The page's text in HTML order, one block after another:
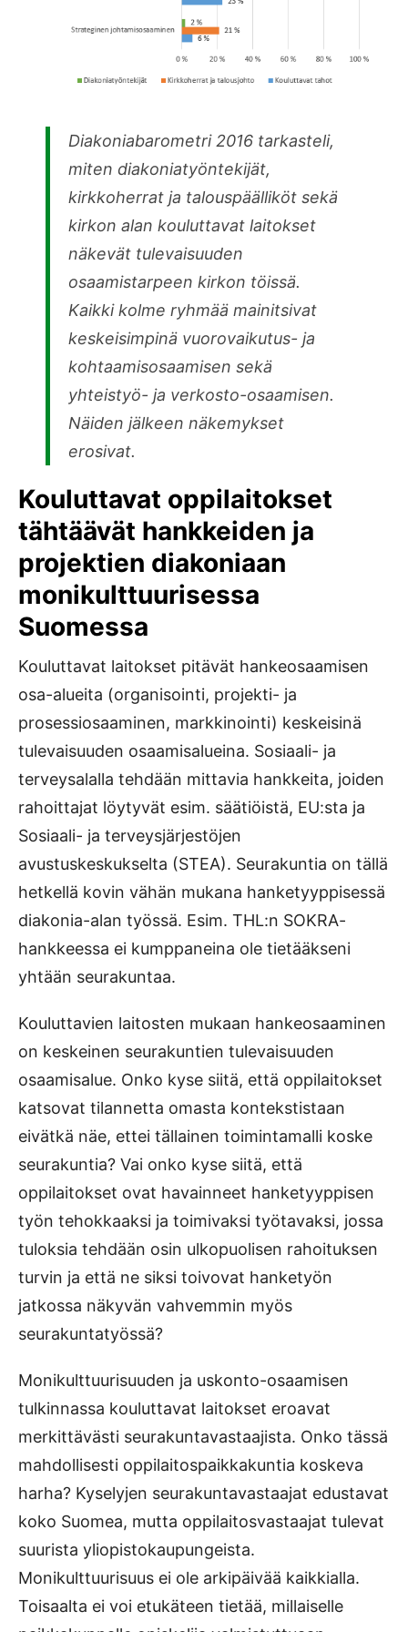
Diakoniabarometri 2016 tarkasteli,
miten diakoniatyöntekijät,
kirkkoherrat ja talouspäälliköt sekä
kirkon alan kouluttavat laitokset
näkevät tulevaisuuden
osaamistarpeen kirkon töissä.
Kaikki kolme ryhmää mainitsivat
keskeisimpinä vuorovaikutus- ja
kohtaamisosaamisen sekä
yhteistyö- ja verkosto-osaamisen.
Näiden jälkeen näkemykset
erosivat.
Kouluttavat oppilaitokset
tähtäävät hankkeiden ja
projektien diakoniaan
monikulttuurisessa
Suomessa
Kouluttavat laitokset pitävät hankeosaamisen
osa-alueita (organisointi, projekti- ja
prosessiosaaminen, markkinointi) keskeisinä
tulevaisuuden osaamisalueina. Sosiaali- ja
terveysalalla tehdään mittavia hankkeita, joiden
rahoittajat löytyvät esim. säätiöistä, EU:sta ja
Sosiaali- ja terveysjärjestöjen
avustuskeskukselta (STEA). Seurakuntia on tällä
hetkellä kovin vähän mukana hanketyyppisessä
diakonia-alan työssä. Esim. THL:n SOKRA-
hankkeessa ei kumppaneina ole tietääkseni
yhtään seurakuntaa.
Kouluttavien laitosten mukaan hankeosaaminen
on keskeinen seurakuntien tulevaisuuden
osaamisalue. Onko kyse siitä, että oppilaitokset
katsovat tilannetta omasta kontekstistaan
eivätkä näe, ettei tällainen toimintamalli koske
seurakuntia? Vai onko kyse siitä, että
oppilaitokset ovat havainneet hanketyyppisen
työn tehokkaaksi ja toimivaksi työtavaksi, jossa
tuloksia tehdään osin ulkopuolisen rahoituksen
turvin ja että ne siksi toivovat hanketyön
jatkossa näkyvän vahvemmin myös
seurakuntatyössä?
Monikulttuurisuuden ja uskonto-osaamisen
tulkinnassa kouluttavat laitokset eroavat
merkittävästi seurakuntavastaajista. Onko tässä
mahdollisesti oppilaitospaikkakuntia koskeva
harha? Kyselyjen seurakuntavastaajat edustavat
koko Suomea, mutta oppilaitosvastaajat tulevat
suurista yliopistokaupungeista.
Monikulttuurisuus ei ole arkipäivää kaikkialla.
Toisaalta ei voi etukäteen tietää, millaiselle